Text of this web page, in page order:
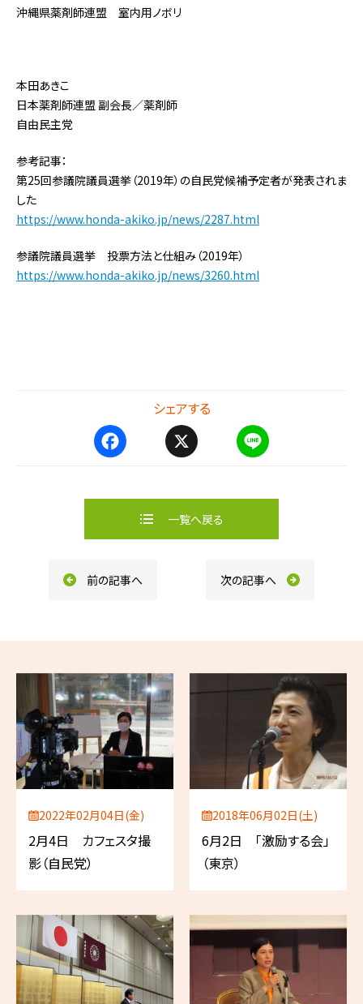
沖縄県薬剤師連盟 室内用ノボリ
本田あきこ
日本薬剤師連盟 副会長／薬剤師
自由民主党
参考記事：
第25回参議院議員選挙（2019年）の自民党候補予定者が発表されま
した
https://www.honda-akiko.jp/news/2287.html
参議院議員選挙 投票方法と仕組み（2019年）
https://www.honda-akiko.jp/news/3260.html
シェアする
e
o
e
一覧へ戻る
前の記事へ 次の記事へ
2022年02月04日(金)
2月4日 カフェスタ撮
影（自民党）
2018年06月02日(土)
6月2日 「激励する会」
（東京）